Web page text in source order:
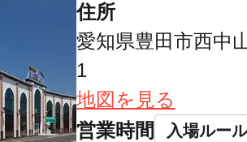
住所
愛知県豊田市西中
1
地図を見る
営業時間
入場ルール